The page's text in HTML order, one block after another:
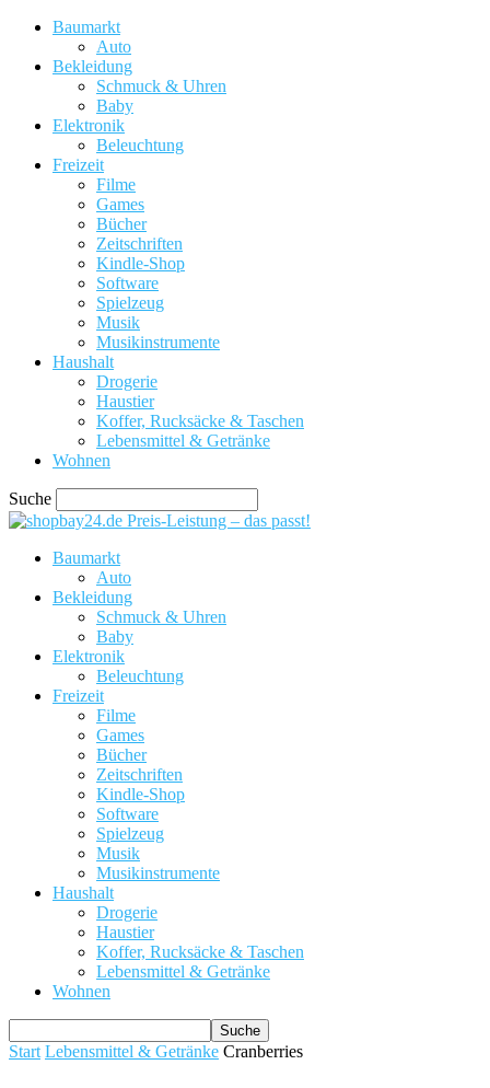
Baumarkt
Auto
Bekleidung
Schmuck & Uhren
Baby
Elektronik
Beleuchtung
Freizeit
Filme
Games
Bücher
Zeitschriften
Kindle-Shop
Software
Spielzeug
Musik
Musikinstrumente
Haushalt
Drogerie
Haustier
Koffer, Rucksäcke & Taschen
Lebensmittel & Getränke
Wohnen
Suche
Preis-Leistung – das passt!
Baumarkt
Auto
Bekleidung
Schmuck & Uhren
Baby
Elektronik
Beleuchtung
Freizeit
Filme
Games
Bücher
Zeitschriften
Kindle-Shop
Software
Spielzeug
Musik
Musikinstrumente
Haushalt
Drogerie
Haustier
Koffer, Rucksäcke & Taschen
Lebensmittel & Getränke
Wohnen
Start Lebensmittel & Getränke Cranberries